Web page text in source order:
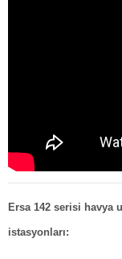
Ersa 142 serisi havya
istasyonları: